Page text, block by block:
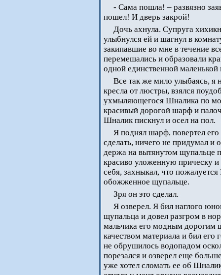
- Сама пошла! – развязно
пошел! И дверь закрой!
Дочь ахнула. Супруга
улыбнулся ей и шагнул в
закипавшие во мне в течение
перемешались и образовали
одной единственной
Все так же мило улыбаясь, я
кресла от люстры, взялся
ухмыляющегося Шналика по
красивый дорогой шарф и
Шналик пискнул и осел на пол.
Я поднял шарф, повертел
сделать, ничего не придумал и
держа на вытянутом щупальце
красиво уложенную прическу
себя, захныкал, что
обожженное щупальце.
Зря он это сделал.
Я озверел. Я бил наглого
щупальца и довел разгром в
мальчика его модным дорогим
качеством материала и бил его
не обрушилось водопадом
порезался и озверел еще
уже хотел сломать ее об